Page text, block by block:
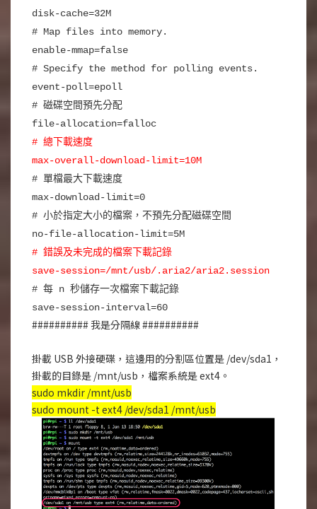
disk-cache=32M
# Map files into memory.
enable-mmap=false
# Specify the method for polling events.
event-poll=epoll
# 磁碟空間預先分配
file-allocation=falloc
# 總下載速度
max-overall-download-limit=10M
# 單檔最大下載速度
max-download-limit=0
# 小於指定大小的檔案，不預先分配磁碟空間
no-file-allocation-limit=5M
# 錯誤及未完成的檔案下載記錄
save-session=/mnt/usb/.aria2/aria2.session
# 每 n 秒儲存一次檔案下載記錄
save-session-interval=60
########## 我是分隔線 ##########
掛載 USB 外接硬碟，這邊用的分割區位置是 /dev/sda1，
掛載的目錄是 /mnt/usb，檔案系統是 ext4。
sudo mkdir /mnt/usb
sudo mount -t ext4 /dev/sda1 /mnt/usb